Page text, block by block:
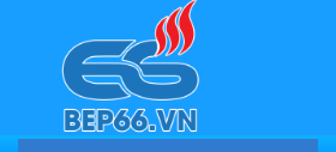
content